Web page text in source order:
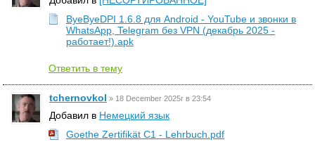
ByeByeDPI 1.6.8 для Android - YouTube и звонки в
WhatsApp, Telegram без VPN (декабрь 2025 -
работает!).apk
Ответить в тему
tchernovkol » 18 December 2025г в 23:54
Добавил в Немецкий язык
Goethe Zertifikät C1 - Lehrbuch.pdf